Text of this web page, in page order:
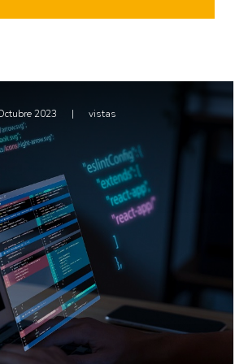
2023 | vistas